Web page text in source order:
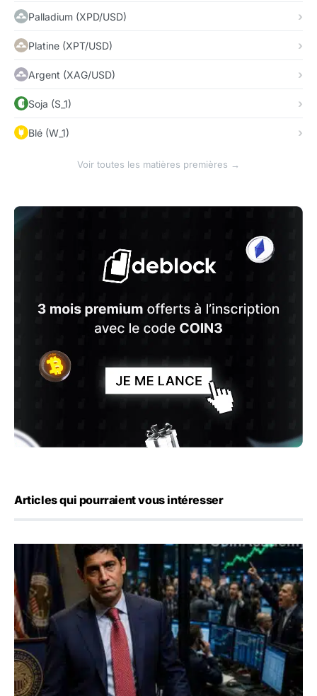
Palladium (XPD/USD)
Platine (XPT/USD)
Argent (XAG/USD)
Soja (S_1)
Blé (W_1)
Voir toutes les matières premières →
Articles qui pourraient vous intéresser
Emploi américain : 23 000 postes détruits en juillet, les